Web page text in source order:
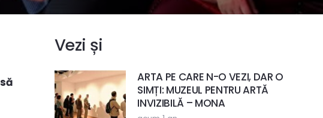
Vezi și
ARTA PE CARE N-O VEZI, DAR O
SIMȚI: MUZEUL PENTRU ARTĂ
INVIZIBILĂ – MONA